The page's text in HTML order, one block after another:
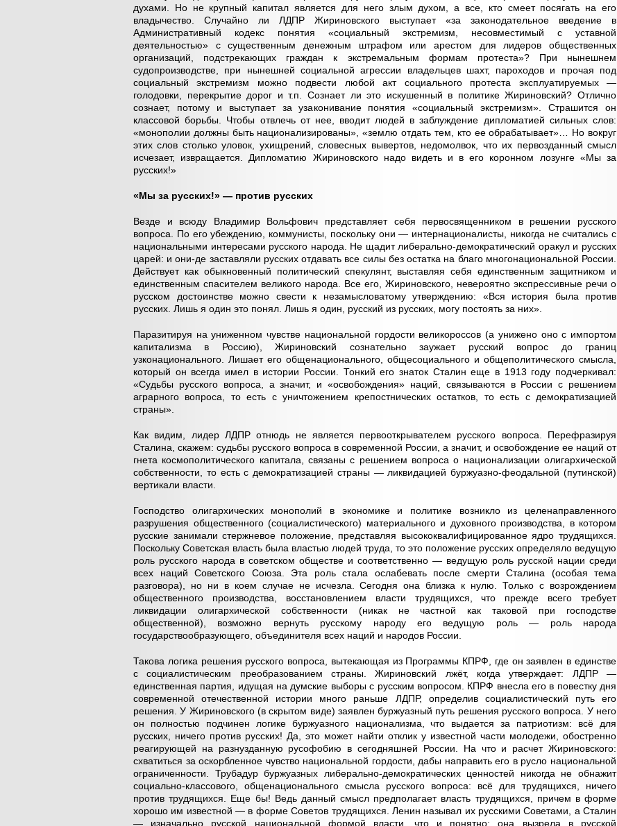
духами. Но не крупный капитал является для него злым духом, а все, кто смеет посягать на его
владычество. Случайно ли ЛДПР Жириновского выступает «за законодательное введение в
Административный кодекс понятия «социальный экстремизм, несовместимый с уставной
деятельностью» с существенным денежным штрафом или арестом для лидеров общественных
организаций, подстрекающих граждан к экстремальным формам протеста»? При нынешнем
судопроизводстве, при нынешней социальной агрессии владельцев шахт, пароходов и прочая под
социальный экстремизм можно подвести любой акт социального протеста эксплуатируемых —
голодовки, перекрытие дорог и т.п. Сознает ли это искушенный в политике Жириновский? Отлично
сознает, потому и выступает за узаконивание понятия «социальный экстремизм». Страшится он
классовой борьбы. Чтобы отвлечь от нее, вводит людей в заблуждение дипломатией сильных слов:
«монополии должны быть национализированы», «землю отдать тем, кто ее обрабатывает»… Но вокруг
этих слов столько уловок, ухищрений, словесных вывертов, недомолвок, что их первозданный смысл
исчезает, извращается. Дипломатию Жириновского надо видеть и в его коронном лозунге «Мы за
русских!»
«Мы за русских!» — против русских
Везде и всюду Владимир Вольфович представляет себя первосвященником в решении русского
вопроса. По его убеждению, коммунисты, поскольку они — интернационалисты, никогда не считались с
национальными интересами русского народа. Не щадит либерально-демократический оракул и русских
царей: и они-де заставляли русских отдавать все силы без остатка на благо многонациональной России.
Действует как обыкновенный политический спекулянт, выставляя себя единственным защитником и
единственным спасителем великого народа. Все его, Жириновского, невероятно экспрессивные речи о
русском достоинстве можно свести к незамысловатому утверждению: «Вся история была против
русских. Лишь я один это понял. Лишь я один, русский из русских, могу постоять за них».
Паразитируя на униженном чувстве национальной гордости великороссов (а унижено оно с импортом
капитализма в Россию), Жириновский сознательно заужает русский вопрос до границ
узконационального. Лишает его общенационального, общесоциального и общеполитического смысла,
который он всегда имел в истории России. Тонкий его знаток Сталин еще в 1913 году подчеркивал:
«Судьбы русского вопроса, а значит, и «освобождения» наций, связываются в России с решением
аграрного вопроса, то есть с уничтожением крепостнических остатков, то есть с демократизацией
страны».
Как видим, лидер ЛДПР отнюдь не является первооткрывателем русского вопроса. Перефразируя
Сталина, скажем: судьбы русского вопроса в современной России, а значит, и освобождение ее наций от
гнета космополитического капитала, связаны с решением вопроса о национализации олигархической
собственности, то есть с демократизацией страны — ликвидацией буржуазно-феодальной (путинской)
вертикали власти.
Господство олигархических монополий в экономике и политике возникло из целенаправленного
разрушения общественного (социалистического) материального и духовного производства, в котором
русские занимали стержневое положение, представляя высококвалифицированное ядро трудящихся.
Поскольку Советская власть была властью людей труда, то это положение русских определяло ведущую
роль русского народа в советском обществе и соответственно — ведущую роль русской нации среди
всех наций Советского Союза. Эта роль стала ослабевать после смерти Сталина (особая тема
разговора), но ни в коем случае не исчезла. Сегодня она близка к нулю. Только с возрождением
общественного производства, восстановлением власти трудящихся, что прежде всего требует
ликвидации олигархической собственности (никак не частной как таковой при господстве
общественной), возможно вернуть русскому народу его ведущую роль — роль народа
государствообразующего, объединителя всех наций и народов России.
Такова логика решения русского вопроса, вытекающая из Программы КПРФ, где он заявлен в единстве
с социалистическим преобразованием страны. Жириновский лжёт, когда утверждает: ЛДПР —
единственная партия, идущая на думские выборы с русским вопросом. КПРФ внесла его в повестку дня
современной отечественной истории много раньше ЛДПР, определив социалистический путь его
решения. У Жириновского (в скрытом виде) заявлен буржуазный путь решения русского вопроса. У него
он полностью подчинен логике буржуазного национализма, что выдается за патриотизм: всё для
русских, ничего против русских! Да, это может найти отклик у известной части молодежи, обостренно
реагирующей на разнузданную русофобию в сегодняшней России. На что и расчет Жириновского:
схватиться за оскорбленное чувство национальной гордости, дабы направить его в русло национальной
ограниченности. Трубадур буржуазных либерально-демократических ценностей никогда не обнажит
социально-классового, общенационального смысла русского вопроса: всё для трудящихся, ничего
против трудящихся. Еще бы! Ведь данный смысл предполагает власть трудящихся, причем в форме
хорошо им известной — в форме Советов трудящихся. Ленин называл их русскими Советами, а Сталин
— изначально русской национальной формой власти, что и понятно: она вызрела в русской